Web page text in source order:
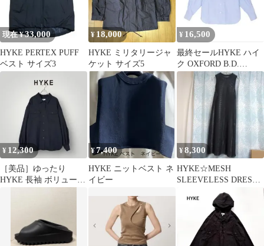
現在 ¥33,000
HYKE PERTEX PUFF
ベスト サイズ3
¥ 18,000
HYKE ミリタリージャ
ケット サイズ5
¥ 16,500
最終セールHYKE ハイ
ク OXFORD B.D.
SHIRT ブルー サイズ1
¥ 12,300
［美品］ゆったり
HYKE 長袖 ボリューム
¥7,400
HYKE ニットベスト ネ
イビー
¥8,300
HYKE☆MESH
SLEEVELESS DRESS
☆メッシュワンピース